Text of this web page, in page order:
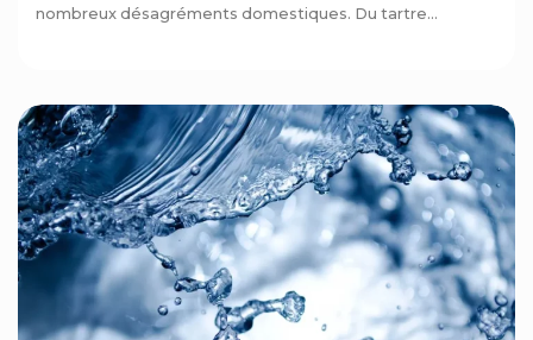
nombreux désagréments domestiques. Du tartre...